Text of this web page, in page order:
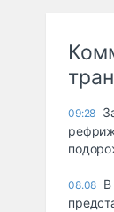
09:28
08.08 В